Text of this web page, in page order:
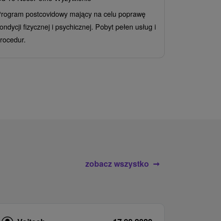
postcovidowy mający na celu poprawę
fizycznej i psychicznej. Pobyt pełen usług i
zobacz wszystko